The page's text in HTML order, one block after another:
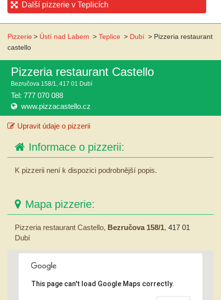
Další pizzerie v Teplicích
Pizzerie> Ústí nad Labem > Teplice > Dubí > Pizzeria restaurant
castello
Pizzeria restaurant Castello
Bezručova 158/1, 417 01 Dubí
Tel: 777 070 088
www.pizzacastello.cz
Upravit údaje o pizzerii
Informace o pizzerii:
K pizzerii není k dispozici podrobnější popis.
Mapa pizzerie:
Pizzeria restaurant Castello, Bezručova 158/1, 417 01
Dubí
This page can't load Google Maps correctly.